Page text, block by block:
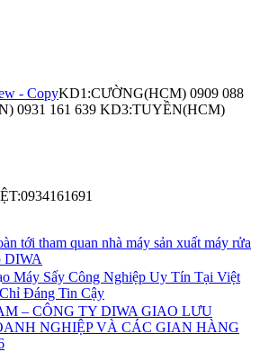
KD1:CƯỜNG(HCM) 0909 088
0931 161 639 KD3:TUYỀN(HCM)
tới tham quan nhà máy sản xuất máy rửa
DIWA
Máy Sấy Công Nghiệp Uy Tín Tại Việt
Đáng Tin Cậy
– CÔNG TY DIWA GIAO LƯU
NGHIỆP VÀ CÁC GIAN HÀNG